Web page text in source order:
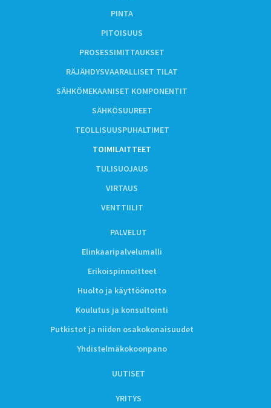
PINTA
PITOISUUS
PROSESSIMITTAUKSET
RÄJÄHDYSVAARALLISET TILAT
SÄHKÖMEKAANISET KOMPONENTIT
SÄHKÖSUUREET
TEOLLISUUSPUHALTIMET
TOIMILAITTEET
TULISUOJAUS
VIRTAUS
VENTTIILIT
PALVELUT
Elinkaaripalvelumalli
Erikoispinnoitteet
Huolto ja käyttöönotto
Koulutus ja konsultointi
Putkistot ja niiden osakokonaisuudet
Yhdistelmäkokoonpano
UUTISET
YRITYS